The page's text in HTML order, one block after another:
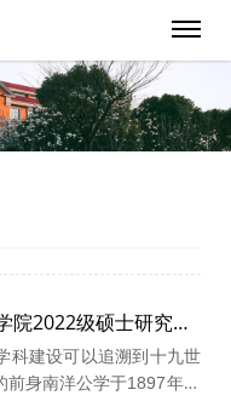
院2022级硕士研究生
科建设可以追溯到十九世
前身南洋公学于1897年首